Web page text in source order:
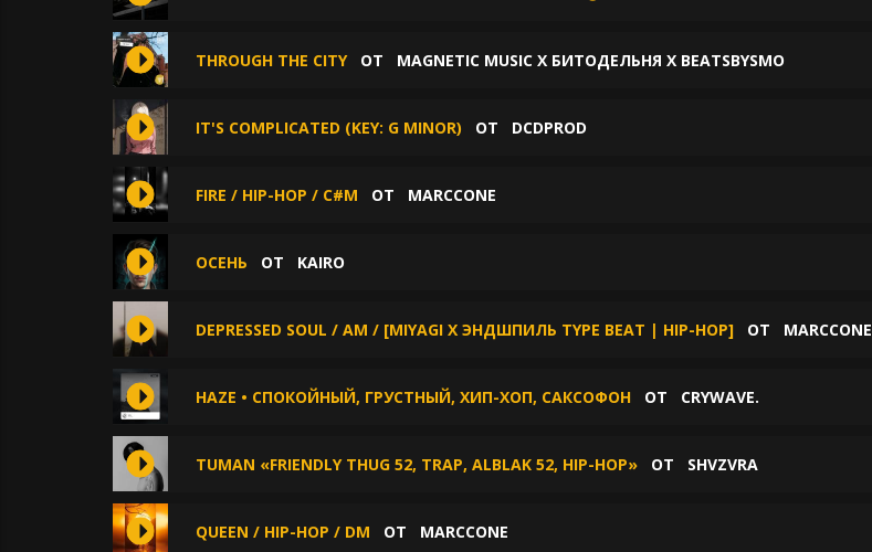
THROUGH THE CITY ОТ MAGNETIC MUSIC X БИТОДЕЛЬНЯ X BEATSBYSMO
IT'S COMPLICATED (KEY: G MINOR) ОТ DCDPROD
FIRE / HIP-HOP / C#M ОТ MARCCONE
ОСЕНЬ ОТ KAIRO
DEPRESSED SOUL / AM / [MIYAGI X ЭНДШПИЛЬ TYPE BEAT | HIP-HOP] ОТ MARCCONE
HAZE • СПОКОЙНЫЙ, ГРУСТНЫЙ, ХИП-ХОП, САКСОФОН ОТ CRYWAVE.
TUMAN «FRIENDLY THUG 52, TRAP, ALBLAK 52, HIP-HOP» ОТ SHVZVRA
QUEEN / HIP-HOP / DM ОТ MARCCONE